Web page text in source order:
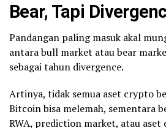
Bear, Tapi
Pandangan paling masuk akal
antara bull market atau bear
sebagai tahun divergence.
Artinya, tidak semua aset crypto
Bitcoin bisa melemah, sementara
RWA, prediction market, atau aset